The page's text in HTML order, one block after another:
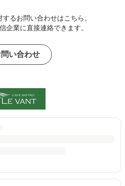
るお問い合わせはこちら。
企業に直接連絡できます。
問い合わせ